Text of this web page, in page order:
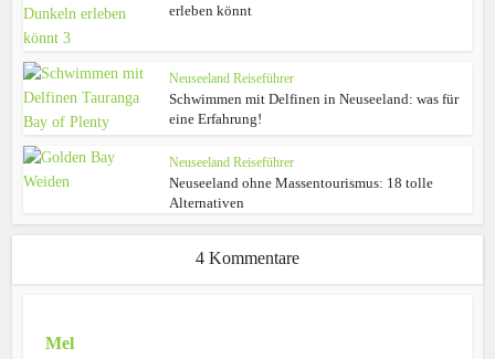
erleben könnt
Neuseeland Reiseführer
Schwimmen mit Delfinen in Neuseeland: was für
eine Erfahrung!
Neuseeland Reiseführer
Neuseeland ohne Massentourismus: 18 tolle
Alternativen
4 Kommentare
Mel